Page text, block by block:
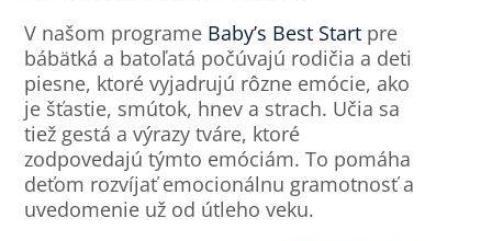
V našom programe Baby’s Best Start pre
bábätká a batoľatá počúvajú rodičia a deti
piesne, ktoré vyjadrujú rôzne emócie, ako
je šťastie, smútok, hnev a strach. Učia sa
tiež gestá a výrazy tváre, ktoré
zodpovedajú týmto emóciám. To pomáha
deťom rozvíjať emocionálnu gramotnosť a
uvedomenie už od útleho veku.